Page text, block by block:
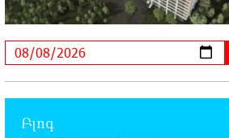
ին, 12-ին և 13-ին գազ չի լինելու
Բլոգ